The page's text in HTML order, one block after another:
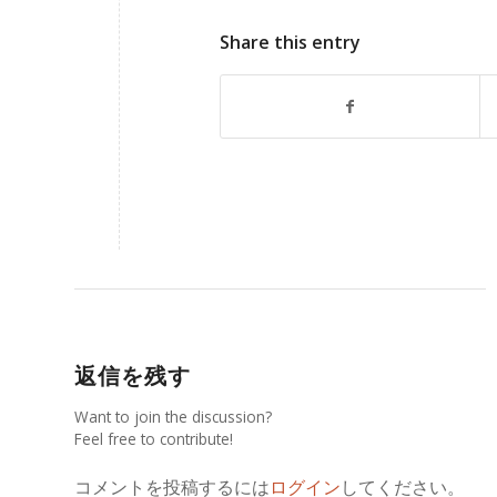
Share this entry
返信を残す
Want to join the discussion?
Feel free to contribute!
コメントを投稿するにはログインしてください。